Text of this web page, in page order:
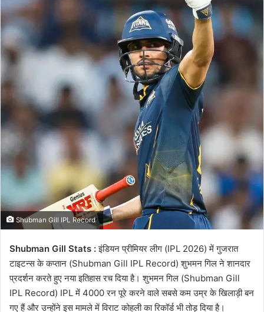
Shubman Gill IPL Record
Shubman Gill Stats :इंडियन प्रीमियर लीग (IPL 2026) में गुजरात
टाइटन्स के कप्तान (Shubman Gill IPL Record) शुभमन गिल ने शानदार
प्रदर्शन करते हुए नया इतिहास रच दिया है। शुभमन गिल (Shubman Gill
IPL Record) IPL में 4000 रन पूरे करने वाले सबसे कम उम्र के खिलाड़ी बन
गए हैं और उन्होंने इस मामले में विराट कोहली का रिकॉर्ड भी तोड़ दिया है।